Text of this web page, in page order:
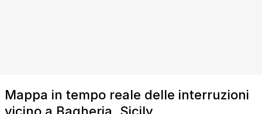
Mappa in tempo reale delle interruzioni